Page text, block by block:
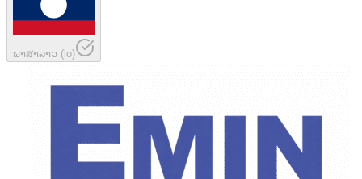
ພາສາລາວ (lo)